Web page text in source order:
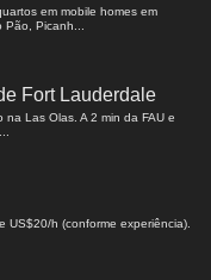
em mobile homes em
Picanh...
Fort Lauderdale
Las Olas. A 2 min da FAU e
US$20/h (conforme experiência).